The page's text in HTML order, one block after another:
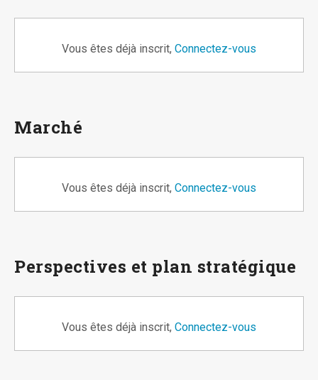
Vous êtes déjà inscrit, Connectez-vous
Marché
Vous êtes déjà inscrit, Connectez-vous
Perspectives et plan stratégique
Vous êtes déjà inscrit, Connectez-vous